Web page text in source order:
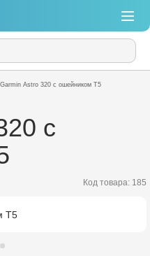
Garmin Astro 320 с ошейником T5
с
Код товара: 185